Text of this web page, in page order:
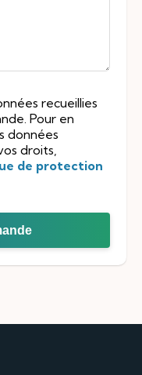
recueillies
Pour en
données
droits,
de protection